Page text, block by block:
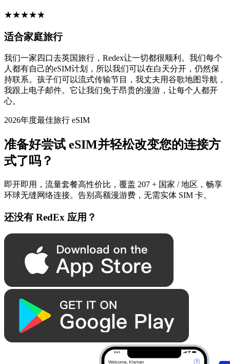
★★★★★
适合家庭旅行
我们一家四口去英国旅行，Redex让一切都很顺利。我们每个
人都有自己的eSIM计划，所以我们可以在白天分开，仍然保
持联系。孩子们可以流式传输节目，我丈夫用谷歌地图导航，
我跟上电子邮件。它让我们免于昂贵的漫游，让每个人都开
心。
2026年度最佳旅行 eSIM
准备好尝试 eSIM并轻松改变您的连接方
式了吗？
即开即用，流量套餐高性价比，覆盖 207 + 国家 / 地区，畅享
环球无缝网络连接。告别高额漫游费，无需实体 SIM 卡。
还没有 RedEx 应用？